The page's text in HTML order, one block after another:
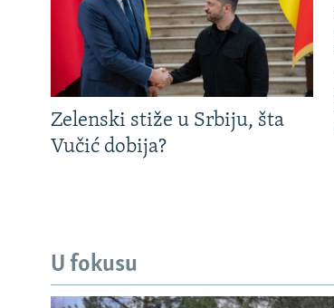
Zelenski stiže u Srbiju, šta
Vučić dobija?
U fokusu